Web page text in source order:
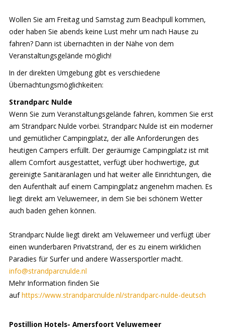
Wollen Sie am Freitag und Samstag zum Beachpull kommen,
oder haben Sie abends keine Lust mehr um nach Hause zu
fahren? Dann ist übernachten in der Nähe von dem
Veranstaltungsgelände möglich!
In der direkten Umgebung gibt es verschiedene
Übernachtungsmöglichkeiten:
Strandparc Nulde
Wenn Sie zum Veranstaltungsgelände fahren, kommen Sie erst
am Strandparc Nulde vorbei. Strandparc Nulde ist ein moderner
und gemütlicher Campingplatz, der alle Anforderungen des
heutigen Campers erfüllt. Der geräumige Campingplatz ist mit
allem Comfort ausgestattet, verfügt über hochwertige, gut
gereinigte Sanitäranlagen und hat weiter alle Einrichtungen, die
den Aufenthalt auf einem Campingplatz angenehm machen. Es
liegt direkt am Veluwemeer, in dem Sie bei schönem Wetter
auch baden gehen können.
Strandparc Nulde liegt direkt am Veluwemeer und verfügt über
einen wunderbaren Privatstrand, der es zu einem wirklichen
Paradies für Surfer und andere Wassersportler macht.
info@strandparcnulde.nl
Mehr Information finden Sie
aufhttps://www.strandparcnulde.nl/strandparc-nulde-deutsch
Postillion Hotels- Amersfoort Veluwemeer